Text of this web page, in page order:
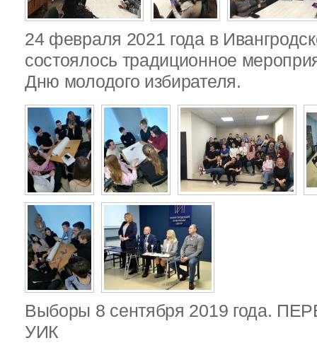
24 февраля 2021 года в
состоялось традиционное
Дню молодого избирателя.
Выборы 8 сентября 2019 года.
УИК